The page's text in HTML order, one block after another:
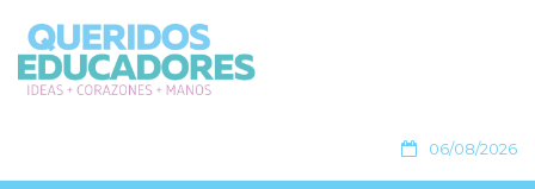
06/08/2026